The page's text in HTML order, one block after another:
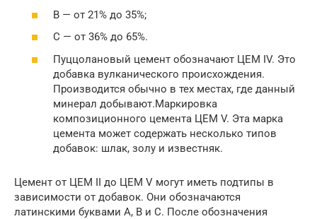
В — от 21% до 35%;
С — от 36% до 65%.
Пуццолановый цемент обозначают ЦЕМ IV. Это
добавка вулканического происхождения.
Производится обычно в тех местах, где данный
минерал добывают.Маркировка
композиционного цемента ЦЕМ V. Эта марка
цемента может содержать несколько типов
добавок: шлак, золу и известняк.
Цемент от ЦЕМ II до ЦЕМ V могут иметь подтипы в
зависимости от добавок. Они обозначаются
латинскими буквами A, B и C. После обозначения